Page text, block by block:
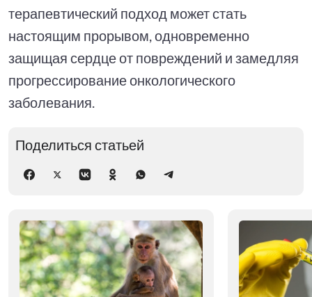
терапевтический подход может стать
настоящим прорывом, одновременно
защищая сердце от повреждений и замедляя
прогрессирование онкологического
заболевания.
Поделиться статьей